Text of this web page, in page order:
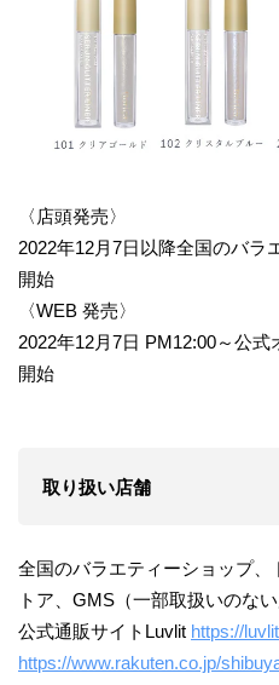
〈店頭発売〉
2022年12月7日以降全国のバラ
開始
〈WEB 発売〉
2022年12月7日 PM12:00～公
開始
取り扱い店舗
全国のバラエティーショップ
トア、GMS（一部取扱いのな
公式通販サイトLuvlit https://
https://www.rakuten.co.jp/